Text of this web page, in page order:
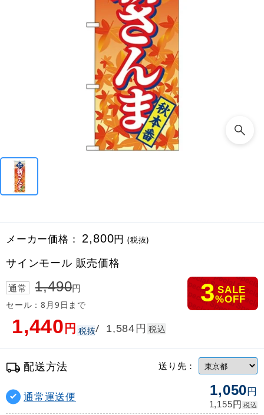
メーカー価格： 2,800円(税抜)
サインモール 販売価格
通常 1,490円
セール：8月9日まで 3 SALE
%OFF
1,440円 税抜/ 1,584円 税込
配送方法 送り先：
通常運送便 1,050円
1,155円 税込